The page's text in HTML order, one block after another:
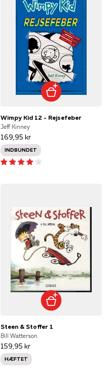
Wimpy Kid 12 - Rejsefeber
Jeff Kinney
169,95 kr
INDBUNDET
Steen & Stoffer 1
Bill Watterson
159,95 kr
HÆFTET